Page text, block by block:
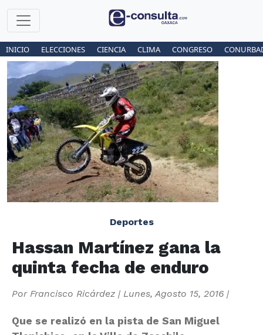
INICIO ELECCIONES CIENCIA CLIMA CONGRESO
Deportes
Hassan Martínez gana la
quinta fecha de enduro
Por Francisco Ricárdez | Lunes, Agosto 15, 2016 |
Que se realizó en la pista de San Miguel